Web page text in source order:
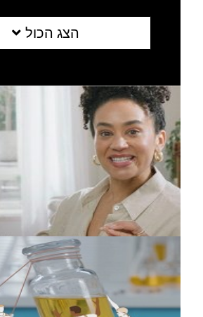
הצג הכול